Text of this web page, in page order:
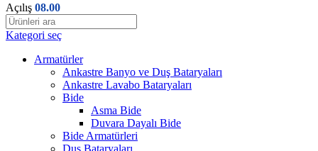
Açılış 08.00
Kategori seç
Armatürler
Ankastre Banyo ve Duş Bataryaları
Ankastre Lavabo Bataryaları
Bide
Asma Bide
Duvara Dayalı Bide
Bide Armatürleri
Duş Bataryaları